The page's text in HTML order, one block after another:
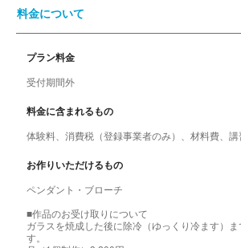
料金について
プラン料金
受付期間外
料金に含まれるもの
体験料、消費税（登録事業者のみ）、材料費、講
お作りいただけるもの
ペンダント・ブローチ
■作品のお受け取りについて
ガラスを焼成した後に除冷（ゆっくり冷ます）
す。